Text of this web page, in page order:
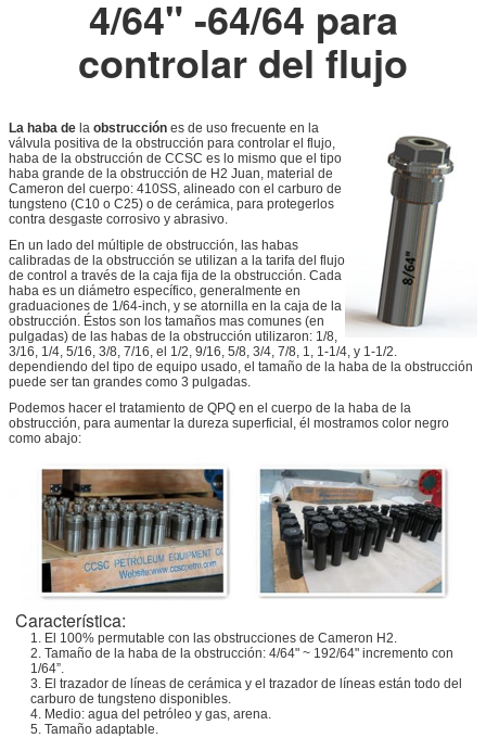
4/64" -64/64 para
controlar del flujo
La haba de la obstrucción es de uso frecuente en la
válvula positiva de la obstrucción para controlar el flujo,
haba de la obstrucción de CCSC es lo mismo que el tipo
haba grande de la obstrucción de H2 Juan, material de
Cameron del cuerpo: 410SS, alineado con el carburo de
tungsteno (C10 o C25) o de cerámica, para protegerlos
contra desgaste corrosivo y abrasivo.
En un lado del múltiple de obstrucción, las habas
calibradas de la obstrucción se utilizan a la tarifa del flujo
de control a través de la caja fija de la obstrucción. Cada
haba es un diámetro específico, generalmente en
graduaciones de 1/64-inch, y se atornilla en la caja de la
obstrucción. Éstos son los tamaños mas comunes (en
pulgadas) de las habas de la obstrucción utilizaron: 1/8,
3/16, 1/4, 5/16, 3/8, 7/16, el 1/2, 9/16, 5/8, 3/4, 7/8, 1, 1-1/4, y 1-1/2.
dependiendo del tipo de equipo usado, el tamaño de la haba de la obstrucción
puede ser tan grandes como 3 pulgadas.
Podemos hacer el tratamiento de QPQ en el cuerpo de la haba de la
obstrucción, para aumentar la dureza superficial, él mostramos color negro
como abajo:
Característica:
1. El 100% permutable con las obstrucciones de Cameron H2.
2. Tamaño de la haba de la obstrucción: 4/64" ~ 192/64" incremento con
1/64”.
3. El trazador de líneas de cerámica y el trazador de líneas están todo del
carburo de tungsteno disponibles.
4. Medio: agua del petróleo y gas, arena.
5. Tamaño adaptable.